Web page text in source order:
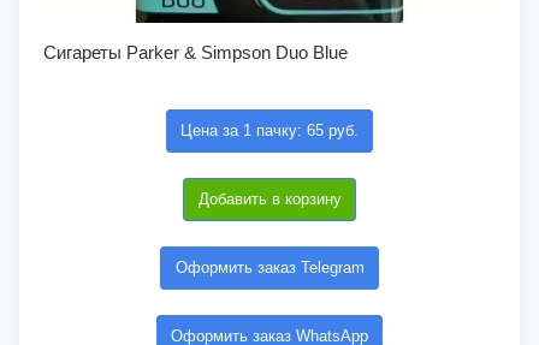
Сигареты Parker & Simpson Duo Blue
Цена за 1 пачку: 65 руб.
Добавить в корзину
Оформить заказ Telegram
Оформить заказ WhatsApp